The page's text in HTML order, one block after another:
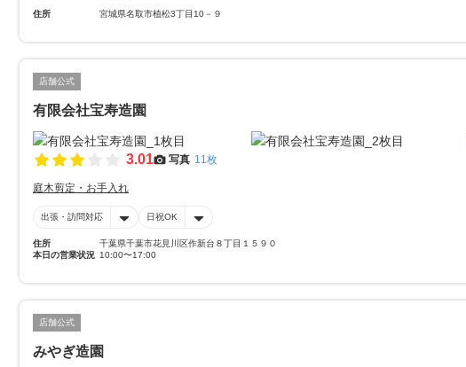
住所 宮城県名取市植松3丁目10－９
店舗公式
有限会社宝寿造園
3.01 写真 11枚
庭木剪定・お手入れ
出張・訪問対応 日祝OK
住所
千葉県千葉市花見川区作新台８丁目１５９０
本日の営業状況 10:00〜17:00
店舗公式
みやぎ造園